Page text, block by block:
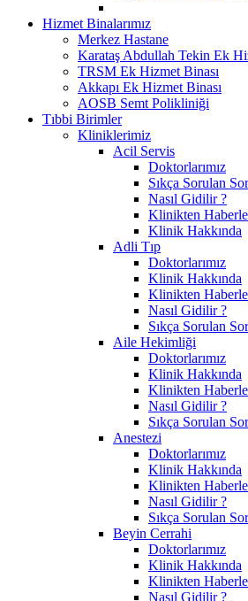
Hizmet Binalarımız
Merkez Hastane
Karataş Abdullah Tekin Ek
TRSM Ek Hizmet Binası
Akkapı Ek Hizmet Binası
AOSB Semt Polikliniği
Tıbbi Birimler
Kliniklerimiz
Acil Servis
Doktorlarımız
Sıkça Sorulan
Nasıl Gidilir ?
Klinikten
Klinik Hakkında
Adli Tıp
Doktorlarımız
Klinik Hakkında
Klinikten
Nasıl Gidilir ?
Sıkça Sorulan
Aile Hekimliği
Doktorlarımız
Klinik Hakkında
Klinikten
Nasıl Gidilir ?
Sıkça Sorulan
Anestezi
Doktorlarımız
Klinik Hakkında
Klinikten
Nasıl Gidilir ?
Sıkça Sorulan
Beyin Cerrahi
Doktorlarımız
Klinik Hakkında
Klinikten
Nasıl Gidilir ?